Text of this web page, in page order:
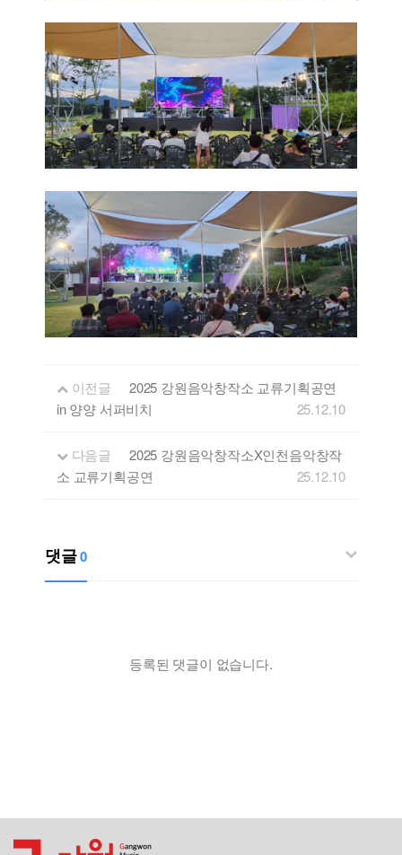
이전글
2025 강원음악창작소 교류기획공연
in 양양 서퍼비치
25.12.10
다음글
2025 강원음악창작소X인천음악창작
소 교류기획공연
25.12.10
댓글0
등록된 댓글이 없습니다.